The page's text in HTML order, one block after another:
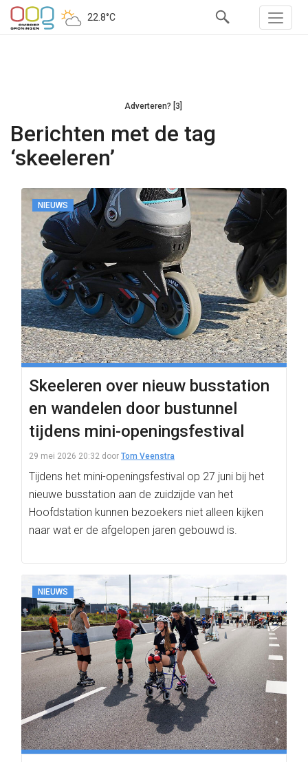
22.8°C
Adverteren? [3]
Berichten met de tag
‘skeeleren’
NIEUWS
Skeeleren over nieuw busstation
en wandelen door bustunnel
tijdens mini-openingsfestival
29 mei 2026 20:32 door Tom Veenstra
Tijdens het mini-openingsfestival op 27 juni bij het
nieuwe busstation aan de zuidzijde van het
Hoofdstation kunnen bezoekers niet alleen kijken
naar wat er de afgelopen jaren gebouwd is.
NIEUWS